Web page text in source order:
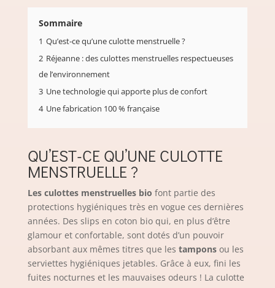
Sommaire
1 Qu’est-ce qu’une culotte menstruelle ?
2 Réjeanne : des culottes menstruelles respectueuses
de l’environnement
3 Une technologie qui apporte plus de confort
4 Une fabrication 100 % française
QU’EST-CE QU’UNE CULOTTE
MENSTRUELLE ?
Les culottes menstruelles bio font partie des
protections hygiéniques très en vogue ces dernières
années. Des slips en coton bio qui, en plus d’être
glamour et confortable, sont dotés d’un pouvoir
absorbant aux mêmes titres que les tamponsou les
serviettes hygiéniques jetables. Grâce à eux, fini les
fuites nocturnes et les mauvaises odeurs ! La culotte